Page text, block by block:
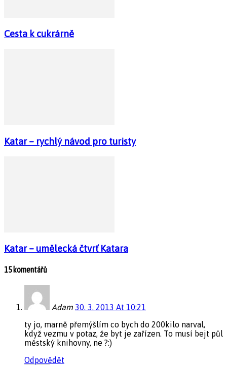
Cesta k cukrárně
Katar – rychlý návod pro turisty
Katar – umělecká čtvrť Katara
15 komentářů
Adam 30. 3. 2013 At 10:21
ty jo, marně přemýšlím co bych do 200kilo narval,
když vezmu v potaz, že byt je zařízen. To musí bejt půl
městský knihovny, ne ?:)
Odpovědět